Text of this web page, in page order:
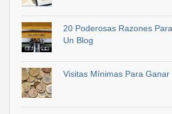
20 Poderosas Razones
Un Blog
Visitas Mínimas Para Ganar